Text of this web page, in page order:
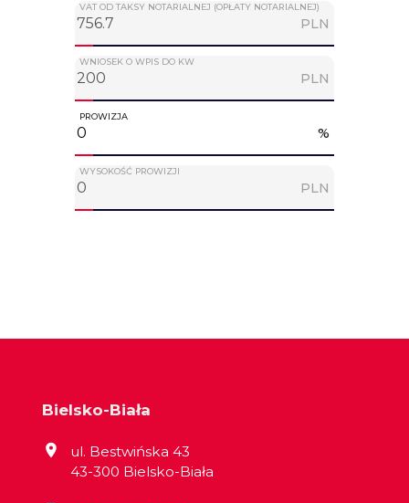
VAT OD TAKSY NOTARIALNEJ (OPŁATY NOTARIALNEJ)
PLN
WNIOSEK O WPIS DO KW
PLN
PROWIZJA
%
WYSOKOŚĆ PROWIZJI
PLN
Bielsko-Biała
ul. Bestwińska 43
43-300 Bielsko-Biała